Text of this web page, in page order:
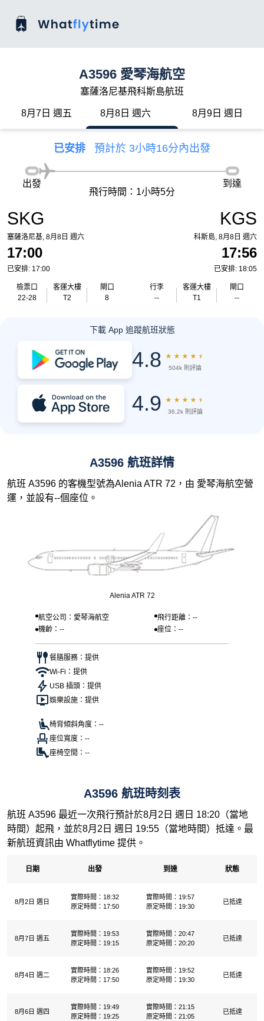
A3596 愛琴海航空
塞薩洛尼基飛科斯島航班
8月7日 週五 8月8日 週六 8月9日 週日
已安排 預計於 3小時16分內出發
SKG
塞薩洛尼基, 8月8日 週六
17:00
已安排: 17:00
檢票口
22-28
客運大樓
T2
閘口
8
出發
飛行時間：1小時5分
到達
KGS
科斯島, 8月8日 週六
17:56
已安排: 18:05
行李
--
客運大樓
T1
閘口
--
下載 App 追蹤航班狀態
4.8 ★ ★ ★ ★ ★
504k 則評論
4.9 ★ ★ ★ ★ ★
36.2k 則評論
A3596 航班詳情
航班 A3596 的客機型號為Alenia ATR 72，由 愛琴海航空營
運，並設有--個座位。
Alenia ATR 72
航空公司：愛琴海航空
飛行距離：--
機齡：--
座位：--
餐膳服務：提供
Wi-Fi：提供
USB 插頭：提供
娛樂設施：提供
椅背傾斜角度：--
座位寬度：--
座椅空間：--
A3596 航班時刻表
航班 A3596 最近一次飛行預計於8月2日 週日 18:20（當地
時間）起飛，並於8月2日 週日 19:55（當地時間）抵達。最
新航班資訊由 Whatflytime 提供。
日期 出發 到達 狀態
8月2日 週日
實際時間：18:32
原定時間：17:50
實際時間：19:57
原定時間：19:30
已抵達
8月7日 週五
實際時間：19:53
原定時間：19:15
實際時間：20:47
原定時間：20:20
已抵達
8月4日 週二
實際時間：18:26
原定時間：17:50
實際時間：19:52
原定時間：19:30
已抵達
8月6日 週四
實際時間：19:49
原定時間：19:25
實際時間：21:15
原定時間：21:05
已抵達